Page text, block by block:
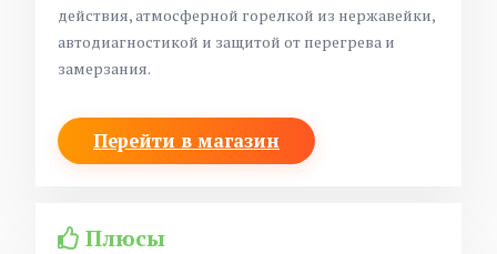
действия, атмосферной горелкой из нержавейки,
автодиагностикой и защитой от перегрева и
замерзания.
Перейти в магазин
Плюсы